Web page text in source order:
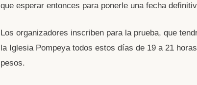
que esperar entonces para ponerle una fecha
Los organizadores inscriben para la prueba, que
la Iglesia Pompeya todos estos días de 19 a 21
pesos.